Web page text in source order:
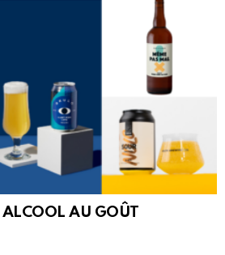
ALCOOL AU GOÛT